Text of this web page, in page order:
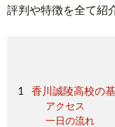
評判や特徴を全て紹
香川誠陵高校の
アクセス
一日の流れ